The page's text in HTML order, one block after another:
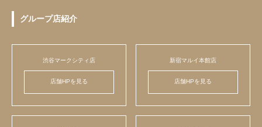
グループ店紹介
渋谷マークシティ店
店舗HPを見る
新宿マルイ本館店
店舗HPを見る